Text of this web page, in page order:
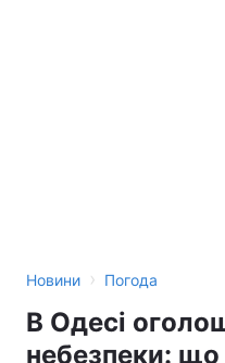
Новини › Погода
В Одесі
небезпеки: